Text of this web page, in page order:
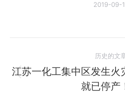
2019-09-
章
历史的文
历
史
江苏一化工集中区发生火
就已停产